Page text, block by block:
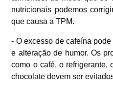
nutricionais podemos
que causa a TPM.
- O excesso de cafeína
e alteração de humor. Os
como o café, o refrigerante,
chocolate devem ser